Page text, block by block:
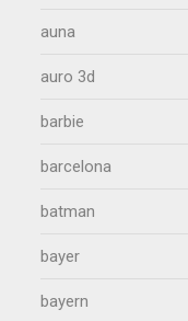
auna
auro 3d
barbie
barcelona
batman
bayer
bayern